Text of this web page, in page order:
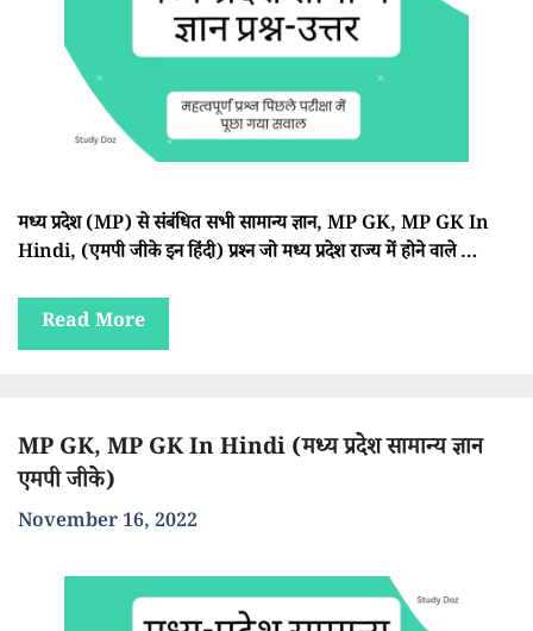
मध्य प्रदेश (MP) से संबंधित सभी सामान्य ज्ञान, MP GK, MP GK In
Hindi, (एमपी जीके इन हिंदी) प्रश्न जो मध्य प्रदेश राज्य में होने वाले …
Read More
MP GK, MP GK In Hindi (मध्य प्रदेश सामान्य ज्ञान
एमपी जीके)
November 16, 2022